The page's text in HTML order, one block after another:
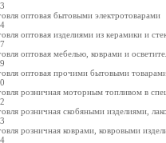
оптовая бытовыми электротоварами
оптовая изделиями из керамики и
оптовая мебелью, коврами и
оптовая прочими бытовыми
розничная моторным топливом в
розничная скобяными изделиями,
розничная коврами, ковровыми